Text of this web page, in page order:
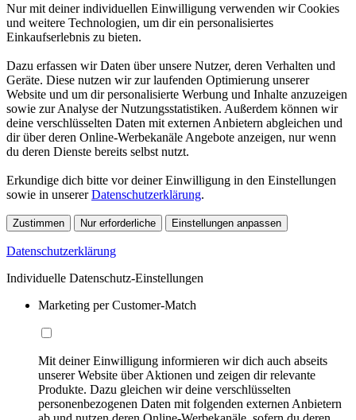
Nur mit deiner individuellen Einwilligung verwenden wir Cookies
und weitere Technologien, um dir ein personalisiertes
Einkaufserlebnis zu bieten.
Dazu erfassen wir Daten über unsere Nutzer, deren Verhalten und
Geräte. Diese nutzen wir zur laufenden Optimierung unserer
Website und um dir personalisierte Werbung und Inhalte anzuzeigen
sowie zur Analyse der Nutzungsstatistiken. Außerdem können wir
deine verschlüsselten Daten mit externen Anbietern abgleichen und
dir über deren Online-Werbekanäle Angebote anzeigen, nur wenn
du deren Dienste bereits selbst nutzt.
Erkundige dich bitte vor deiner Einwilligung in den Einstellungen
sowie in unsererDatenschutzerklärung.
Zustimmen Nur erforderliche Einstellungen anpassen
Datenschutzerklärung
Individuelle Datenschutz-Einstellungen
Marketing per Customer-Match
Mit deiner Einwilligung informieren wir dich auch abseits
unserer Website über Aktionen und zeigen dir relevante
Produkte. Dazu gleichen wir deine verschlüsselten
personenbezogenen Daten mit folgenden externen Anbietern